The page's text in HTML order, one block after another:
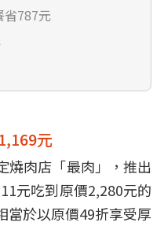
省787元
元
燒肉店「最肉」，推出
元吃到原價2,280元的
當於以原價49折享受厚